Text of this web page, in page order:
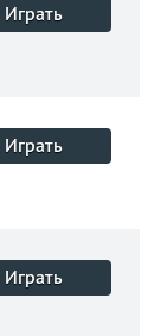
Играть
Играть
Играть